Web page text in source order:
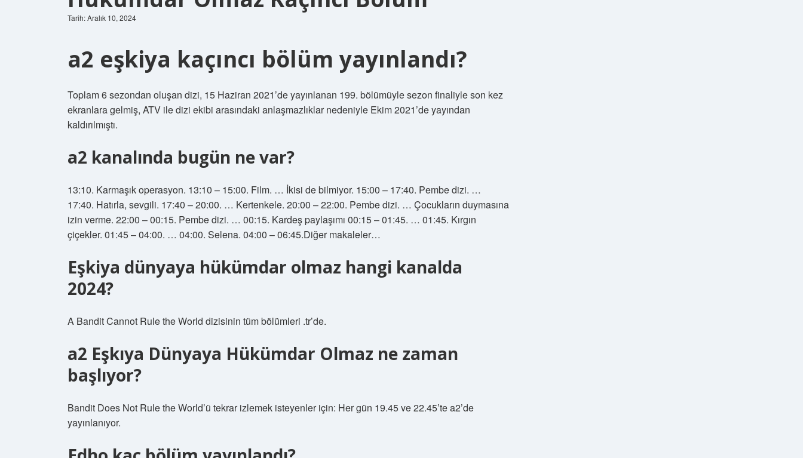
Tarih: Aralık 10, 2024
a2 eşkiya kaçıncı bölüm yayınlandı?
Toplam 6 sezondan oluşan dizi, 15 Haziran 2021’de yayınlanan 199. bölümüyle sezon finaliyle son kez
ekranlara gelmiş, ATV ile dizi ekibi arasındaki anlaşmazlıklar nedeniyle Ekim 2021’de yayından
kaldırılmıştı.
a2 kanalında bugün ne var?
13:10. Karmaşık operasyon. 13:10 – 15:00. Film. … İkisi de bilmiyor. 15:00 – 17:40. Pembe dizi. …
17:40. Hatırla, sevgili. 17:40 – 20:00. … Kertenkele. 20:00 – 22:00. Pembe dizi. … Çocukların duymasına
izin verme. 22:00 – 00:15. Pembe dizi. … 00:15. Kardeş paylaşımı 00:15 – 01:45. … 01:45. Kırgın
çiçekler. 01:45 – 04:00. … 04:00. Selena. 04:00 – 06:45.Diğer makaleler…
Eşkiya dünyaya hükümdar olmaz hangi kanalda
2024?
A Bandit Cannot Rule the World dizisinin tüm bölümleri .tr’de.
a2 Eşkıya Dünyaya Hükümdar Olmaz ne zaman
başlıyor?
Bandit Does Not Rule the World’ü tekrar izlemek isteyenler için: Her gün 19.45 ve 22.45’te a2’de
yayınlanıyor.